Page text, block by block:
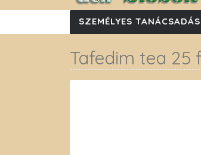
SZEMÉLYES TANÁCSADÁS
Tafedim tea 25